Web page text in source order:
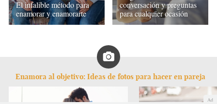
El infalible método para
enamorar y enamorarte
conversación y preguntas
para cualquier ocasión
Enamora al objetivo: Ideas de fotos para hacer en pareja
Ad